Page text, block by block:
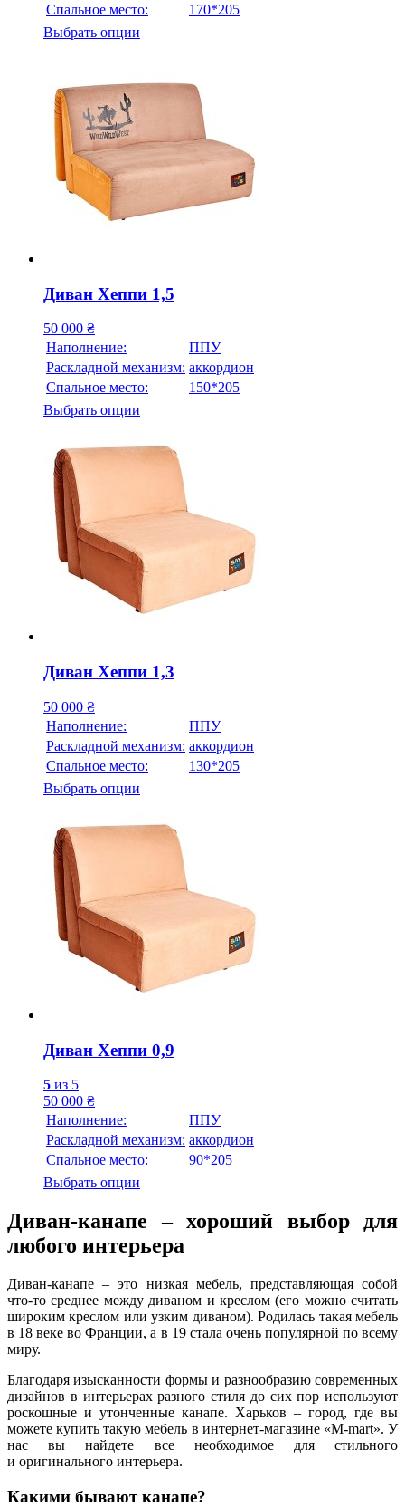
Спальное место:
170*205
Выбрать опции
Диван Хеппи 1,5
50 000 ₴
Наполнение:
ППУ
Раскладной механизм: аккордион
Спальное место:
150*205
Выбрать опции
Диван Хеппи 1,3
50 000 ₴
Наполнение:
ППУ
Раскладной механизм: аккордион
Спальное место:
130*205
Выбрать опции
Диван Хеппи 0,9
5 из 5
50 000 ₴
Наполнение:
ППУ
Раскладной механизм: аккордион
Спальное место:
90*205
Выбрать опции
Диван-канапе – хороший выбор для
любого интерьера
Диван-канапе – это низкая мебель, представляющая собой
что-то среднее между диваном и креслом (его можно считать
широким креслом или узким диваном). Родилась такая мебель
в 18 веке во Франции, а в 19 стала очень популярной по всему
миру.
Благодаря изысканности формы и разнообразию современных
дизайнов в интерьерах разного стиля до сих пор используют
роскошные и утонченные канапе. Харьков – город, где вы
можете купить такую мебель в интернет-магазине «M-mart». У
нас вы найдете все необходимое для стильного
и оригинального интерьера.
Какими бывают канапе?